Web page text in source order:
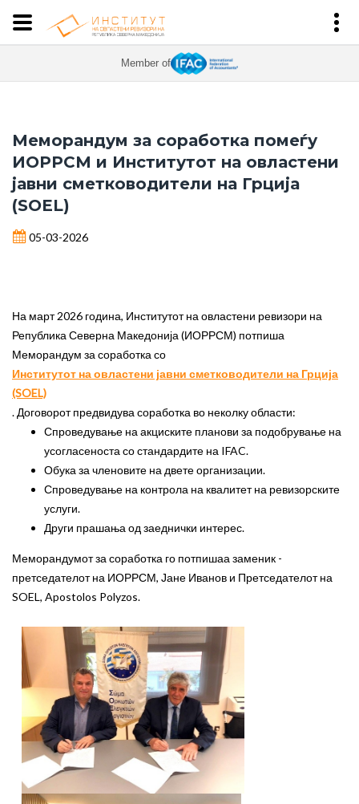
Member of
Меморандум за соработка помеѓу
ИОРРСМ и Институтот на овластени
јавни сметководители на Грција
(SOEL)
05-03-2026
На март 2026 година, Институтот на овластени ревизори на
Република Северна Македонија (ИОРРСМ) потпиша
Меморандум за соработка со
Институтот на овластени јавни сметководители на Грција
(SOEL)
. Договорот предвидува соработка во неколку области:
Спроведување на акциските планови за подобрување на
усогласеноста со стандардите на IFAC.
Обука за членовите на двете организации.
Спроведување на контрола на квалитет на ревизорските
услуги.
Други прашања од заеднички интерес.
Меморандумот за соработка го потпишаа заменик -
претседателот на ИОРРСМ, Јане Иванов и Претседателот на
SOEL, Apostolos Polyzos.